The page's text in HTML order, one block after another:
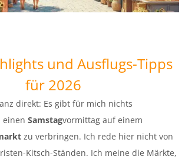
und Ausflugs-Tipps
für 2026
direkt: Es gibt für mich nichts
einen Samstagvormittag auf einem
zu verbringen. Ich rede hier nicht von
Kitsch-Ständen. Ich meine die Märkte,